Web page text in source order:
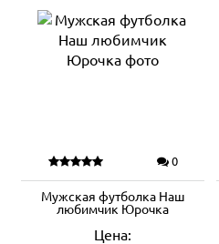
0
Мужская футболка Наш
любимчик Юрочка
Цена: